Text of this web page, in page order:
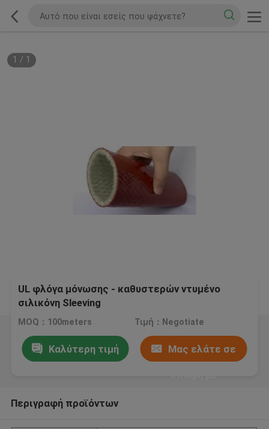
1 / 1
UL φλόγα μόνωσης - καθυστερών ντυμένο
σιλικόνη Sleeving
MOQ：100meters Τιμή：Negotiate
Καλύτερη τιμή Μας ελάτε σε
Περιγραφή προϊόντων